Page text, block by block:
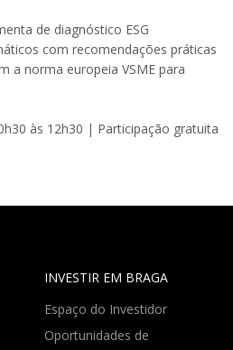
de diagnóstico ESG
com recomendações práticas
a norma europeia VSME para
às 12h30 | Participação gratuita
INVESTIR EM BRAGA
Espaço do Investidor
Oportunidades de